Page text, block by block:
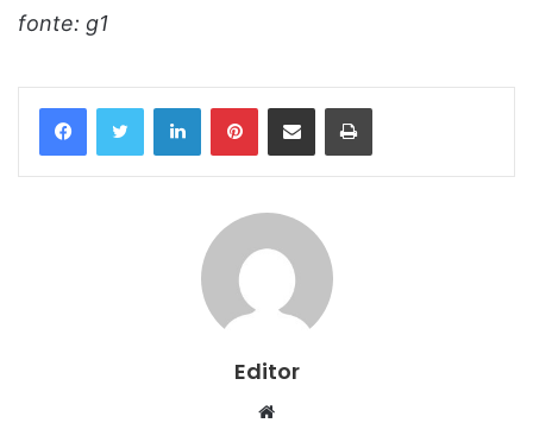
fonte: g1
LinkedinPinterestCompartilhar via e-mail Imprimir
Editor
Website